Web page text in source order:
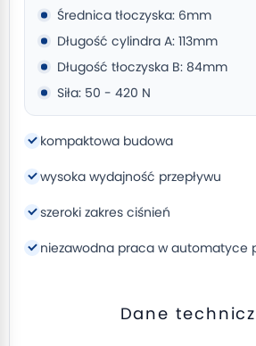
Średnica tłoczyska: 6mm
Długość cylindra A: 113mm
Długość tłoczyska B: 84mm
Siła: 50 - 420 N
kompaktowa budowa
wysoka wydajność przepływu
szeroki zakres ciśnień
niezawodna praca w automatyce
Dane